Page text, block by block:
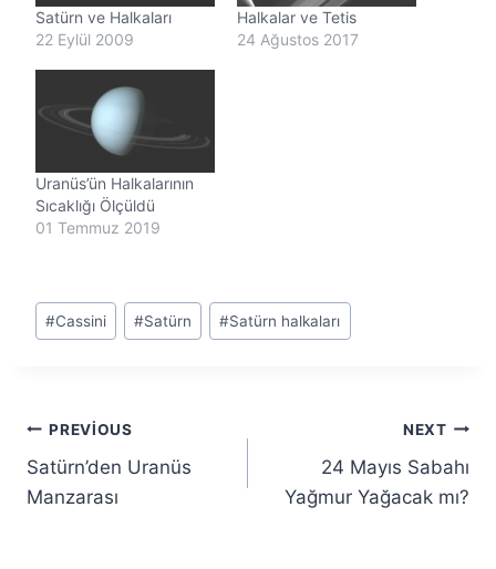
Satürn ve Halkaları
22 Eylül 2009
Halkalar ve Tetis
24 Ağustos 2017
Uranüs’ün Halkalarının
Sıcaklığı Ölçüldü
01 Temmuz 2019
Post
Tags:
#Cassini #Satürn #Satürn halkaları
Yazı
gezinmesi
PREVIOUS
Satürn’den Uranüs
Manzarası
NEXT
24 Mayıs Sabahı
Yağmur Yağacak mı?